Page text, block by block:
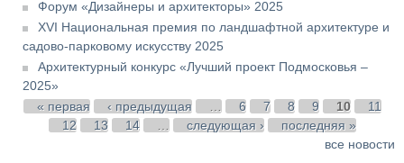
Форум «Дизайнеры и архитекторы» 2025
XVI Национальная премия по ландшафтной архитектуре и
садово-парковому искусству 2025
Архитектурный конкурс «Лучший проект Подмосковья –
2025»
Страницы
« первая ‹ предыдущая 6 7 8 9 10
11
12
13 14 следующая ›
последняя »
все новости